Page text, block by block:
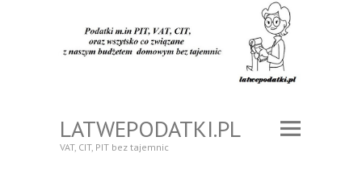
LATWEPODATKI.PL
VAT, CIT, PIT bez tajemnic